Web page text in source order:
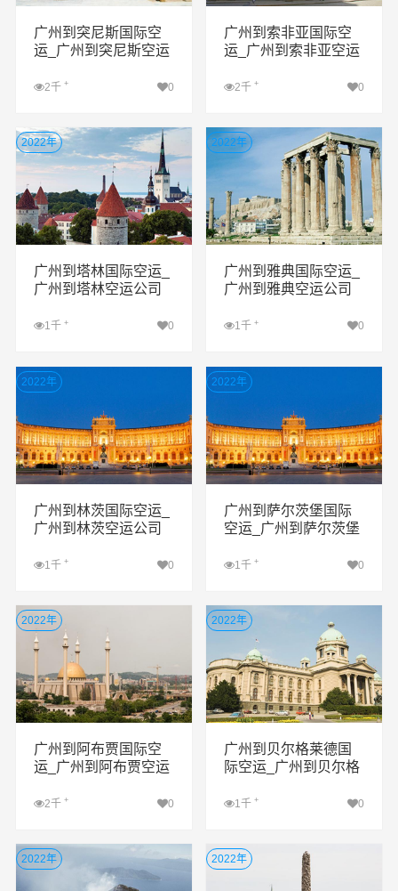
广州到突尼斯国际空
运_广州到突尼斯空运
2千 + 0
查看详细
广州到索非亚国际空
运_广州到索非亚空运
2千+ 0
查看详细
广州到塔林国际空运_
广州到塔林空运公司
1千 + 0
查看详细
2022年
广州到雅典国际空运_
广州到雅典空运公司
1千+ 0
查看详细
2022年
广州到林茨国际空运_
广州到林茨空运公司
1千 + 0
查看详细
2022年
广州到萨尔茨堡国际
空运_广州到萨尔茨堡
1千+ 0
查看详细
2022年
广州到阿布贾国际空
运_广州到阿布贾空运
2千 + 0
查看详细
2022年
广州到贝尔格莱德国
际空运_广州到贝尔格
1千+ 0
2022年
2022年 2022年